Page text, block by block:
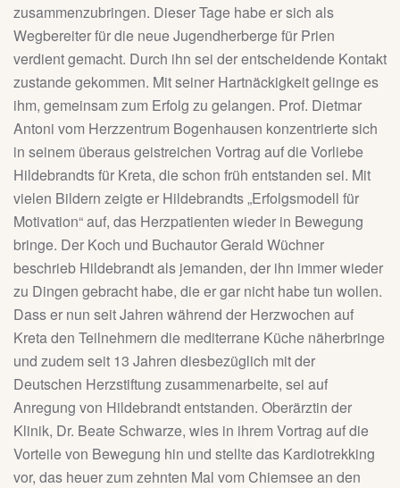
zusammenzubringen. Dieser Tage habe er sich als
Wegbereiter für die neue Jugendherberge für Prien
verdient gemacht. Durch ihn sei der entscheidende Kontakt
zustande gekommen. Mit seiner Hartnäckigkeit gelinge es
ihm, gemeinsam zum Erfolg zu gelangen. Prof. Dietmar
Antoni vom Herzzentrum Bogenhausen konzentrierte sich
in seinem überaus geistreichen Vortrag auf die Vorliebe
Hildebrandts für Kreta, die schon früh entstanden sei. Mit
vielen Bildern zeigte er Hildebrandts „Erfolgsmodell für
Motivation“ auf, das Herzpatienten wieder in Bewegung
bringe. Der Koch und Buchautor Gerald Wüchner
beschrieb Hildebrandt als jemanden, der ihn immer wieder
zu Dingen gebracht habe, die er gar nicht habe tun wollen.
Dass er nun seit Jahren während der Herzwochen auf
Kreta den Teilnehmern die mediterrane Küche näherbringe
und zudem seit 13 Jahren diesbezüglich mit der
Deutschen Herzstiftung zusammenarbeite, sei auf
Anregung von Hildebrandt entstanden. Oberärztin der
Klinik, Dr. Beate Schwarze, wies in ihrem Vortrag auf die
Vorteile von Bewegung hin und stellte das Kardiotrekking
vor, das heuer zum zehnten Mal vom Chiemsee an den